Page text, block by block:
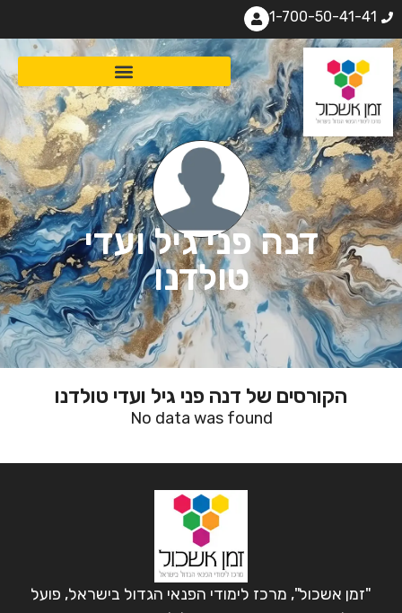
1-700-50-41-41
דנה פני גיל ועדי
טולדנו
הקורסים של דנה פני גיל ועדי טולדנו
No data was found
"זמן אשכול", מרכז לימודי הפנאי הגדול בישראל, פועל